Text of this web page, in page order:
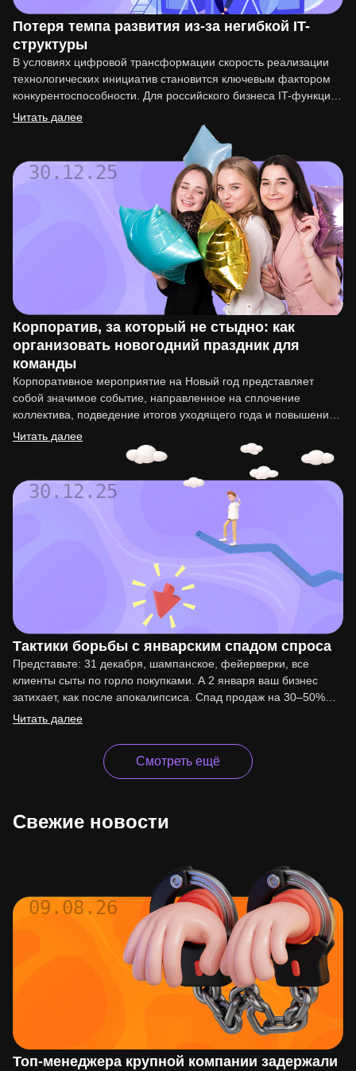
Потеря темпа развития из-за негибкой IT-
структуры
В условиях цифровой трансформации скорость реализации
технологических инициатив становится ключевым фактором
конкурентоспособности. Для российского бизнеса IT-функция
перестала быть вспомогательной. Она напрямую влияет на
Читать далее
30.12.25
Корпоратив, за который не стыдно: как
организовать новогодний праздник для
команды
Корпоративное мероприятие на Новый год представляет
собой значимое событие, направленное на сплочение
коллектива, подведение итогов уходящего года и повышение
мотивации сотрудников. Организация такого праздника…
Читать далее
30.12.25
Тактики борьбы с январским спадом спроса
Представьте: 31 декабря, шампанское, фейерверки, все
клиенты сыты по горло покупками. А 2 января ваш бизнес
затихает, как после апокалипсиса. Спад продаж на 30–50%…
Читать далее
Смотреть ещё
Свежие новости
09.08.26
Топ-менеджера крупной компании задержали